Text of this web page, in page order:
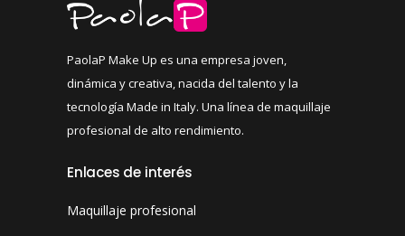
PaolaP Make Up es una empresa joven,
dinámica y creativa, nacida del talento y la
tecnología Made in Italy. Una línea de maquillaje
profesional de alto rendimiento.
Enlaces de interés
Maquillaje profesional